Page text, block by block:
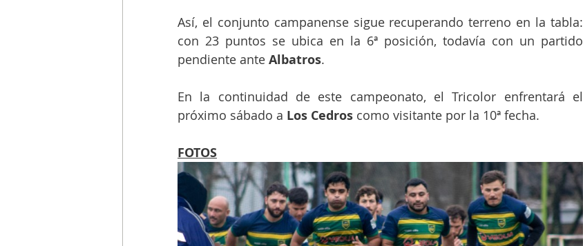
Así, el conjunto campanense sigue recuperando terreno en la tabla:
con 23 puntos se ubica en la 6ª posición, todavía con un partido
pendiente ante Albatros.
En la continuidad de este campeonato, el Tricolor enfrentará el
próximo sábado a Los Cedros como visitante por la 10ª fecha.
FOTOS